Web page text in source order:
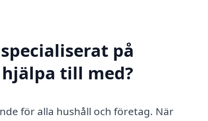
på
till med?
för alla hushåll och företag. När